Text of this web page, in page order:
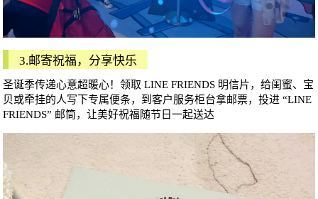
3.邮寄祝福，分享快乐
圣诞季传递心意超暖心！领取 LINE FRIENDS 明信片，给闺蜜、宝
贝或牵挂的人写下专属便条，到客户服务柜台拿邮票，投进 “LINE
FRIENDS” 邮筒，让美好祝福随节日一起送达